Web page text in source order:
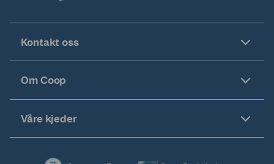
Kontakt oss
Om Coop
Våre kjeder